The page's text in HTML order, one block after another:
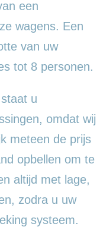
een
wagens. Een
van uw
tot 8 personen.
u
omdat wij
meteen de prijs
opbellen om te
altijd met lage,
zodra u uw
systeem.